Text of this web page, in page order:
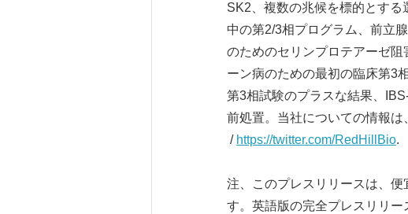
SK2、複数の兆候を標的とす
中の第2/3相プログラム、前立
のためのセリンプロテアーゼ
ーン病のための最初の臨床第3
第3相試験のプラスな結果、
前処置。当社についての情報は
/ https://twitter.com/RedHillBio.
注、このプレスリリースは、
す。英語版の完全プレスリリー